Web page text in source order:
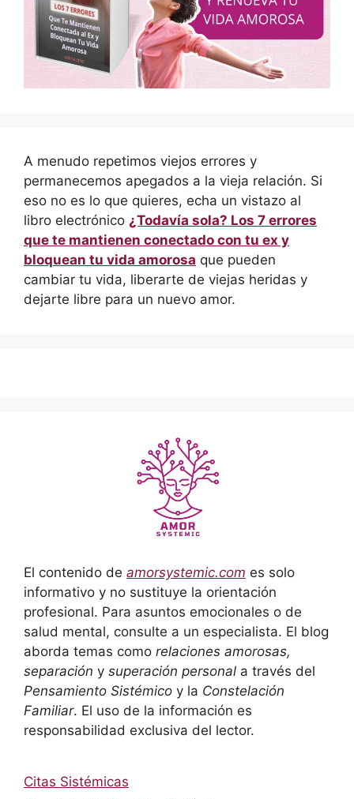
A menudo repetimos viejos errores y
permanecemos apegados a la vieja relación. Si
eso no es lo que quieres, echa un vistazo al
libro electrónico ¿Todavía sola? Los 7 errores
que te mantienen conectado con tu ex y
bloquean tu vida amorosa que pueden
cambiar tu vida, liberarte de viejas heridas y
dejarte libre para un nuevo amor.
El contenido de amorsystemic.com es solo
informativo y no sustituye la orientación
profesional. Para asuntos emocionales o de
salud mental, consulte a un especialista. El blog
aborda temas como relaciones amorosas,
separación y superación personal a través del
Pensamiento Sistémico y la Constelación
Familiar. El uso de la información es
responsabilidad exclusiva del lector.
Citas Sistémicas